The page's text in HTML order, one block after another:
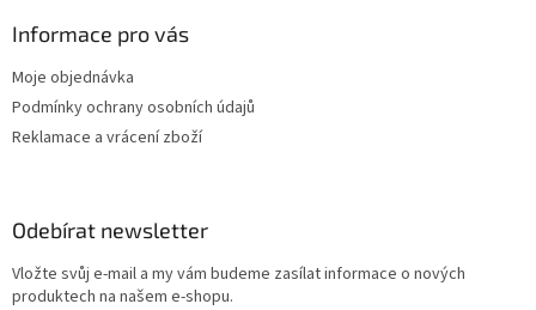
Informace pro vás
Moje objednávka
Podmínky ochrany osobních údajů
Reklamace a vrácení zboží
Odebírat newsletter
Vložte svůj e-mail a my vám budeme zasílat informace o nových
produktech na našem e-shopu.